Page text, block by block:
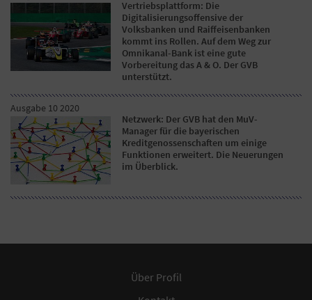
Vertriebsplattform: Die
Digitalisierungsoffensive der
Volksbanken und Raiffeisenbanken
kommt ins Rollen. Auf dem Weg zur
Omnikanal-Bank ist eine gute
Vorbereitung das A & O. Der GVB
unterstützt.
Ausgabe 10 2020
Netzwerk: Der GVB hat den MuV-
Manager für die bayerischen
Kreditgenossenschaften um einige
Funktionen erweitert. Die Neuerungen
im Überblick.
Über Profil